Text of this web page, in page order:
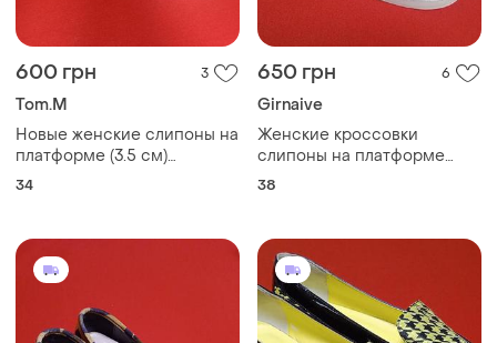
600 грн 3
Tom.M
Новые женские слипоны на
платформе (3.5 см)
tomm.m,размер 34, длина
34
650 грн 6
Girnaive
Женские кроссовки
слипоны на платформе
girnaive,размер 38, длина
38